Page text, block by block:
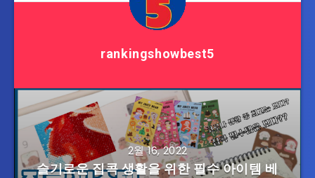
rankingshowbest5
2월 16, 2022
슬기로운 집콕 생활을 위한 필수 아이템 베